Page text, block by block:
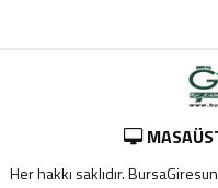
Her hakkı saklıdır.